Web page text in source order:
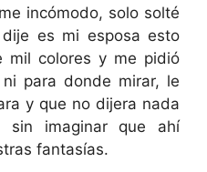
incómodo, solo solté
es mi esposa esto
mil colores y me pidió
para donde mirar, le
y que no dijera nada
sin imaginar que ahí
fantasías.